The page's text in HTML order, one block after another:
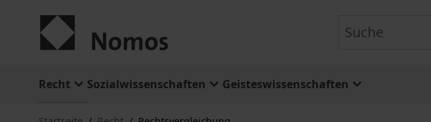
Recht Sozialwissenschaften Geisteswissenschaften